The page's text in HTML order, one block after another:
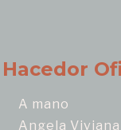
Hacedor
A mano
Angela